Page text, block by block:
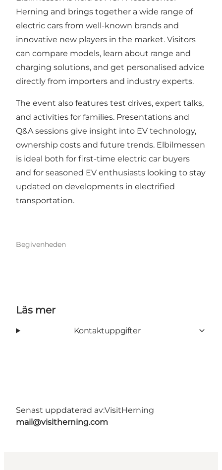
Herning and brings together a wide range of
electric cars from well-known brands and
innovative new players in the market. Visitors
can compare models, learn about range and
charging solutions, and get personalised advice
directly from importers and industry experts.
The event also features test drives, expert talks,
and activities for families. Presentations and
Q&A sessions give insight into EV technology,
ownership costs and future trends. Elbilmessen
is ideal both for first-time electric car buyers
and for seasoned EV enthusiasts looking to stay
updated on developments in electrified
transportation.
Begivenheden
Läs mer
Kontaktuppgifter
Senast uppdaterad av:VisitHerning
mail@visitherning.com